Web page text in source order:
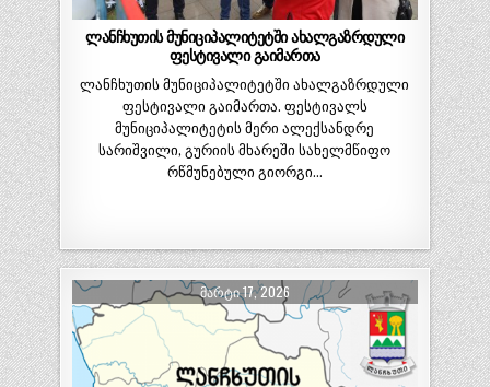
ლანჩხუთის მუნიციპალიტეტში ახალგაზრდული
ფესტივალი გაიმართა
ლანჩხუთის მუნიციპალიტეტში ახალგაზრდული
ფესტივალი გაიმართა. ფესტივალს
მუნიციპალიტეტის მერი ალექსანდრე
სარიშვილი, გურიის მხარეში სახელმწიფო
რწმუნებული გიორგი…
ᲛᲐᲠᲢᲘ 17, 2026